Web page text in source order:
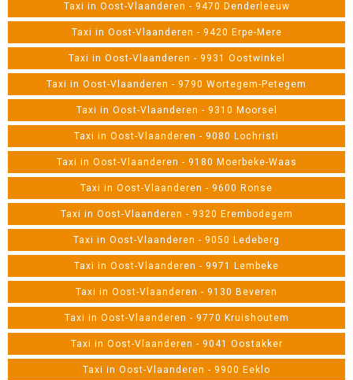
Taxi in Oost-Vlaanderen - 9470 Denderleeuw
Taxi in Oost-Vlaanderen - 9420 Erpe-Mere
Taxi in Oost-Vlaanderen - 9931 Oostwinkel
Taxi in Oost-Vlaanderen - 9790 Wortegem-Petegem
Taxi in Oost-Vlaanderen - 9310 Moorsel
Taxi in Oost-Vlaanderen - 9080 Lochristi
Taxi in Oost-Vlaanderen - 9180 Moerbeke-Waas
Taxi in Oost-Vlaanderen - 9600 Ronse
Taxi in Oost-Vlaanderen - 9320 Erembodegem
Taxi in Oost-Vlaanderen - 9050 Ledeberg
Taxi in Oost-Vlaanderen - 9971 Lembeke
Taxi in Oost-Vlaanderen - 9130 Beveren
Taxi in Oost-Vlaanderen - 9770 Kruishoutem
Taxi in Oost-Vlaanderen - 9041 Oostakker
Taxi in Oost-Vlaanderen - 9900 Eeklo